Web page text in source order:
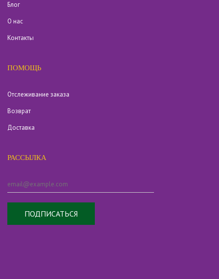
Блог
О нас
Контакты
ПОМОЩЬ
Отслеживание заказа
Возврат
Доставка
РАССЫЛКА
ПОДПИСАТЬСЯ